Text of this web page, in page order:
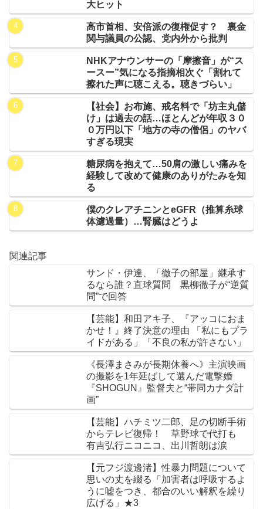
大ヒット
高市首相、安倍派の復権促す？ 裏金
関与議員の公認、党内外から批判
NHKアナウンサーの「摩擦音」が“ス
ースー”気になる指摘相次ぐ「割れて
擦れた声に聴こえる。聴きづらい」
【社会】お布施、戒名料で「坊主丸儲
け」は過去の話…ほとんどが年収３０
０万円以下「地方の寺の僧侶」のヤバ
すぎる現実
糖尿病を抱えて…50肩の激しい痛みを
経験して改めて健康のありがたみを知
る
僕のクレアチニンとeGFR（推算糸球
体濾過量）…腎臓はどうよ
関連記事
サンド・伊達、「徹子の部屋」継承す
るなら誰？直球質問 黒柳徹子が“逆質
問”で回答
【芸能】和田アキ子、『アッコにおま
かせ！』終了決意の理由 「私にもプラ
イドがある」「不良の私が許さない」
《長澤まさみが長期休養へ》主演映画
の撮影を1年延ばして選んだ電撃婚
『SHOGUN』監督夫と“帯同カナダ計
画”
【芸能】ハチミツ二郎、足の切断手術
からテレビ復帰！ 草野球で代打も
有吉弘行ニコニコ、出川哲朗は涙
【元フジ渡邊渚】性暴力問題について
思いの丈を綴る「加害者は呼吸するよ
うに嘘をつき、都合のいい解釈を繰り
広げる」★3